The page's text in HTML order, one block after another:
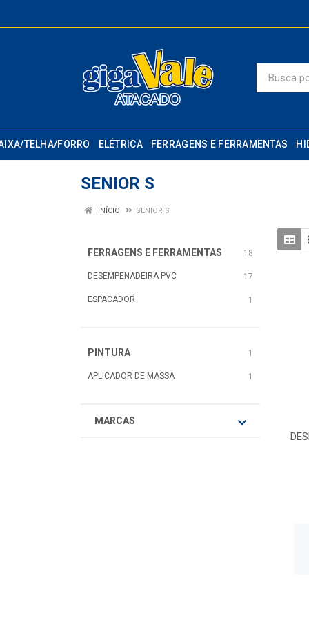
TELHA/FORRO ELÉTRICA FERRAGENS E FERRAMENTAS
SENIOR S
INÍCIO SENIOR S
FERRAGENS E FERRAMENTAS 18
DESEMPENADEIRA PVC 17
ESPACADOR 1
PINTURA 1
APLICADOR DE MASSA 1
MARCAS